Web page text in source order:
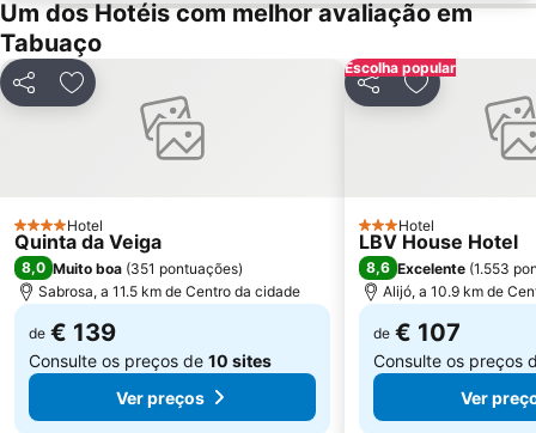
Um dos Hotéis com melhor avaliação em
Tabuaço
PartilharAdicionar aos favoritos
4 Estrelas
Hotel
Quinta da Veiga
8,0 Muito boa (351 pontuações)
Sabrosa, a 11.5 km de Centro da cidade
de € 139
Consulte os preços de 10 sites
Ver preços
Escolha popular
PartilharAdicionar
3 Estrelas
Hotel
LBV House Hotel
8,6 Excelente (1.553
Alijó, a 10.9 km de
de € 107
Consulte os preços
Ver